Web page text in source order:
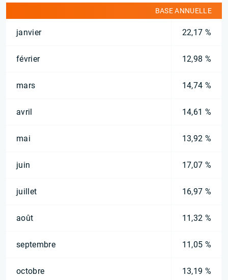
BASE ANNUELLE
janvier 22,17 %
février 12,98 %
mars 14,74 %
avril 14,61 %
mai 13,92 %
juin 17,07 %
juillet 16,97 %
août 11,32 %
septembre 11,05 %
octobre 13,19 %